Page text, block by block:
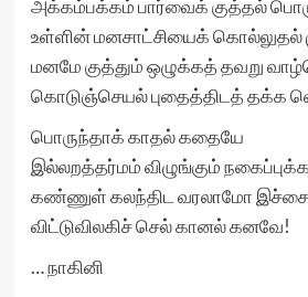
அக்கம்பக்கம் பார்வைக் குத்தல்
உள்ளின் மனசாட்சியைக் கொல்லுதல்
மனமே குத்தும் ஒழுக்கத் தவறு
கொடுஞ்செயல் புதைத்திடத் தக்க
பொருந்தாக் காதல் கதையே
இல்லறத்தர்மம் விழுங்கும்
கண்ணுள் கலந்திட வரலாமோ
விட்டுவிலகிச் செல் கானல் கனவே!
… நாகினி